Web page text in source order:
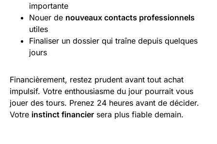
importante
Nouer de nouveaux contacts professionnels
utiles
Finaliser un dossier qui traîne depuis quelques
jours
Financièrement, restez prudent avant tout achat
impulsif. Votre enthousiasme du jour pourrait vous
jouer des tours. Prenez 24 heures avant de décider.
Votre instinct financier sera plus fiable demain.